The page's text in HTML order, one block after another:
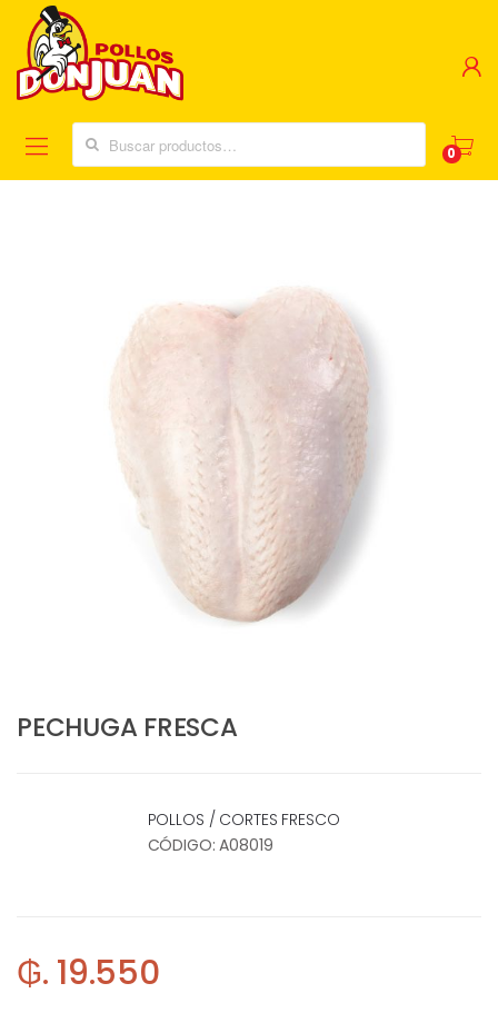
Buscar:
0
PECHUGA FRESCA
POLLOS / CORTES FRESCO
CÓDIGO:A08019
₲. 19.550